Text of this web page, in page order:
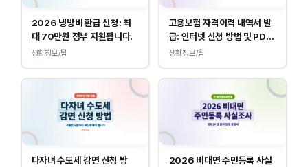
2026 냉방비 환급 신청: 최
대 70만원 정부 지원됩니다.
생활정보/팁
고용보험 자격이력 내역서 발
급: 인터넷 신청 방법 및 PDF
양식 출력
생활정보/팁
다자녀 수도세 감면 신청 방
2026 비대면 주민등록 사실